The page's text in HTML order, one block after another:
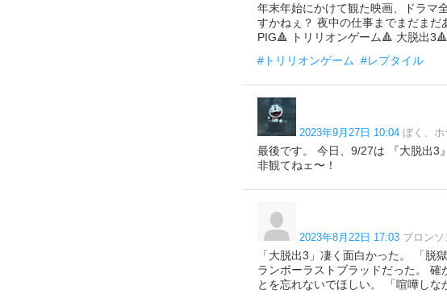
年末年始にかけて観た映画、ドラマ
すかねぇ？ 夜中の仕事までまだまだ
PIG🔺 トリリオンゲーム🔺 大脱出
#トリリオンゲーム #レプタイル
2023年9月27日 10:04 ぼく、ホ
最後です。 今日、9/27は 『大脱出3
非観てねェ〜！
2023年8月22日 17:03 ブロンソ
「大脱出3」凄く面白かった。 「脱
ランボーラストブラッドだった。
とを忘れないでほしい。 「喧嘩しな